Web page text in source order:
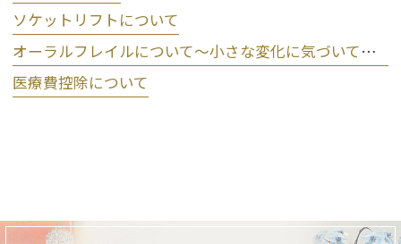
ソケットリフトについて
オーラルフレイルについて～小さな変化に気づいて予防しましょう～
医療費控除について